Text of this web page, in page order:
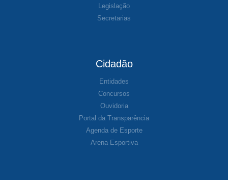
Legislação
Secretarias
Cidadão
Entidades
Concursos
Ouvidoria
Portal da Transparência
Agenda de Esporte
Arena Esportiva